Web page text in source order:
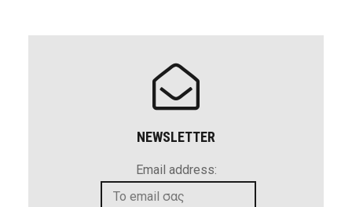
NEWSLETTER
Email address: